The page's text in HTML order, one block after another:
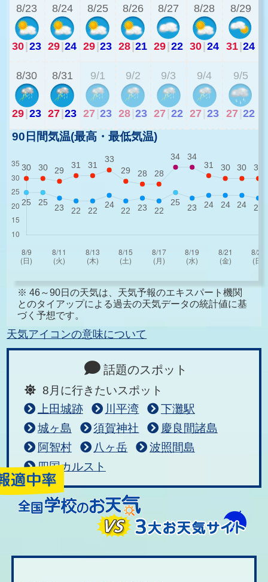
8/23
30|23
8/24
29|24
8/25
29|23
8/26
28|21
8/27
29|22
8/28
30|24
8/29
31|24
8/30
29|23
8/31
27|23
9/1
27 23
9/2
28 23
9/3
27 22
9/4
27 23
9/5
27 22
90日間気温(最高・最低気温)
※ 46～90日の天気は、天気予報のエキスパート機関
とのタイアップによる過去の天気データの統計値に基
づく予想です。
天気アイコンの意味について
話題のスポット
8月に行きたいスポット
上田城跡
川平湾
下灘駅
城ヶ島
須賀神社
慶良間諸島
阿智村
八ヶ岳
波照間島
四国カルスト